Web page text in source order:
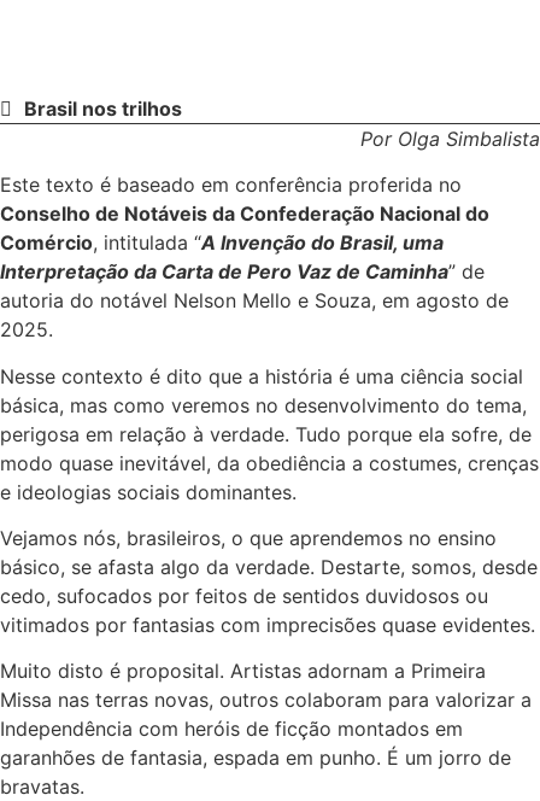
Brasil nos trilhos
Por Olga Simbalista
Este texto é baseado em conferência proferida no
Conselho de Notáveis da Confederação Nacional do
Comércio, intitulada “A Invenção do Brasil, uma
Interpretação da Carta de Pero Vaz de Caminha” de
autoria do notável Nelson Mello e Souza, em agosto de
2025.
Nesse contexto é dito que a história é uma ciência social
básica, mas como veremos no desenvolvimento do tema,
perigosa em relação à verdade. Tudo porque ela sofre, de
modo quase inevitável, da obediência a costumes, crenças
e ideologias sociais dominantes.
Vejamos nós, brasileiros, o que aprendemos no ensino
básico, se afasta algo da verdade. Destarte, somos, desde
cedo, sufocados por feitos de sentidos duvidosos ou
vitimados por fantasias com imprecisões quase evidentes.
Muito disto é proposital. Artistas adornam a Primeira
Missa nas terras novas, outros colaboram para valorizar a
Independência com heróis de ficção montados em
garanhões de fantasia, espada em punho. É um jorro de
bravatas.